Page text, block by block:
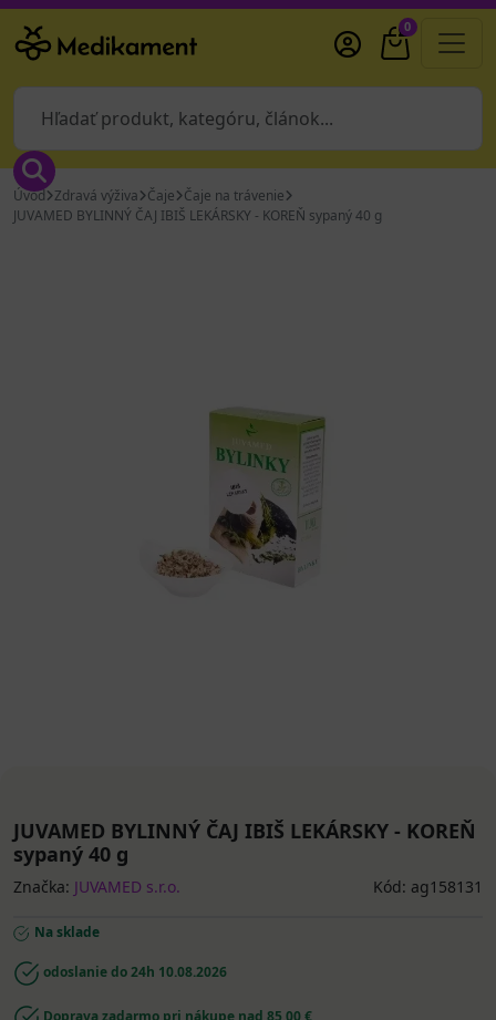
0
Úvod Zdravá výživa Čaje Čaje na trávenie
JUVAMED BYLINNÝ ČAJ IBIŠ LEKÁRSKY - KOREŇ sypaný 40 g
JUVAMED BYLINNÝ ČAJ IBIŠ LEKÁRSKY - KOREŇ
sypaný 40 g
Značka: JUVAMED s.r.o. Kód: ag158131
Na sklade
odoslanie do 24h 10.08.2026